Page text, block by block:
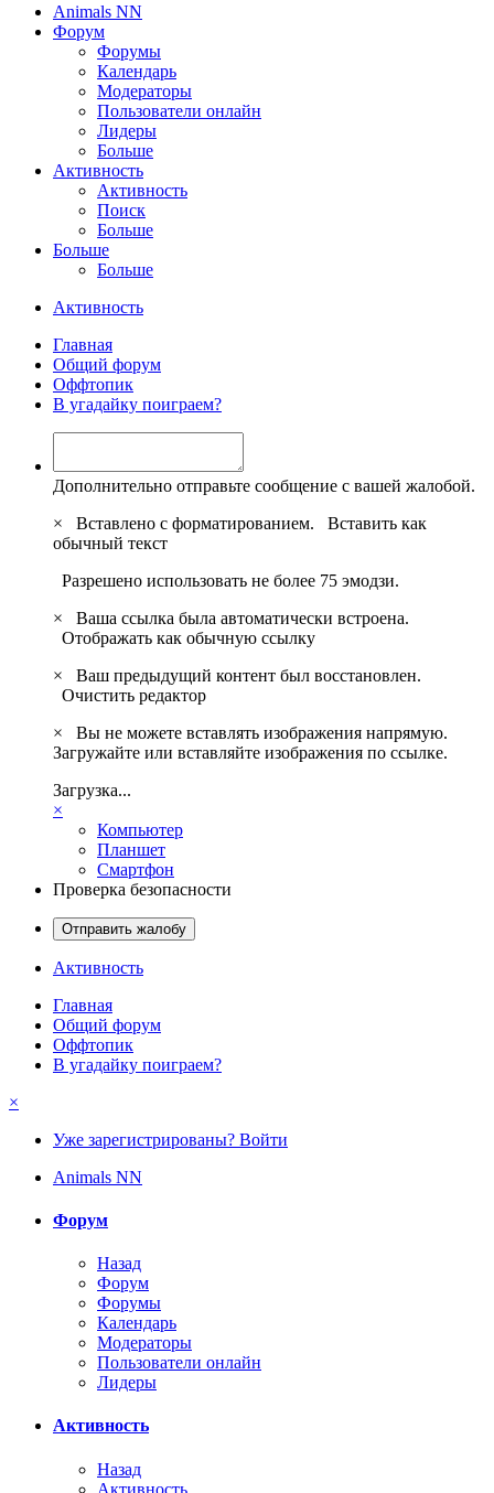
Animals NN
Форум
Форумы
Календарь
Модераторы
Пользователи онлайн
Лидеры
Больше
Активность
Активность
Поиск
Больше
Больше
Больше
Активность
Главная
Общий форум
Оффтопик
В угадайку поиграем?
Дополнительно отправьте сообщение с вашей жалобой.
×
Вставлено с форматированием. Вставить как
обычный текст
Разрешено использовать не более 75 эмодзи.
×
Ваша ссылка была автоматически встроена.
Отображать как обычную ссылку
×
Ваш предыдущий контент был восстановлен.
Очистить редактор
×
Вы не можете вставлять изображения напрямую.
Загружайте или вставляйте изображения по ссылке.
Загрузка...
×
Компьютер
Планшет
Смартфон
Проверка безопасности
Отправить жалобу
Активность
Главная
Общий форум
Оффтопик
В угадайку поиграем?
×
Уже зарегистрированы? Войти
Animals NN
Форум
Назад
Форум
Форумы
Календарь
Модераторы
Пользователи онлайн
Лидеры
Активность
Назад
Активность